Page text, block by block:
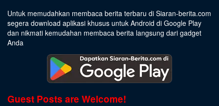
Untuk memudahkan membaca berita terbaru di Siaran-berita.com
segera download aplikasi khusus untuk Android di Google Play
dan nikmati kemudahan membaca berita langsung dari gadget
Anda
Guest Posts are Welcome!